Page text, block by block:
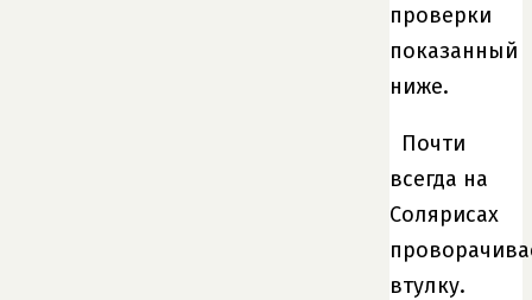
проверки
показанный
ниже.
Почти
всегда на
Солярисах
втулку.